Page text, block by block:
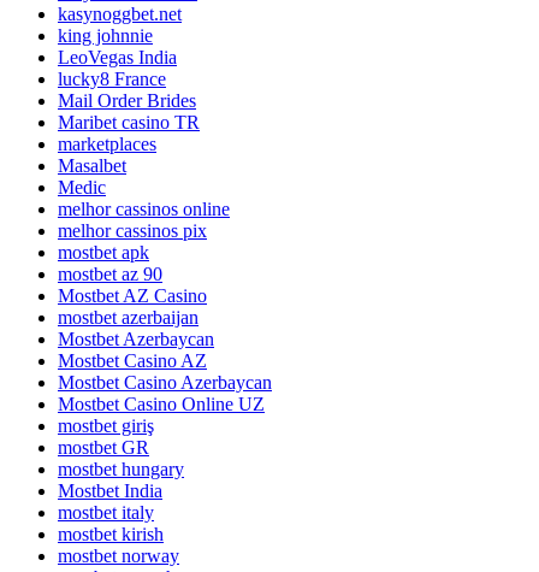
kasynoggbet.net
king johnnie
LeoVegas India
lucky8 France
Mail Order Brides
Maribet casino TR
marketplaces
Masalbet
Medic
melhor cassinos online
melhor cassinos pix
mostbet apk
mostbet az 90
Mostbet AZ Casino
mostbet azerbaijan
Mostbet Azerbaycan
Mostbet Casino AZ
Mostbet Casino Azerbaycan
Mostbet Casino Online UZ
mostbet giriş
mostbet GR
mostbet hungary
Mostbet India
mostbet italy
mostbet kirish
mostbet norway